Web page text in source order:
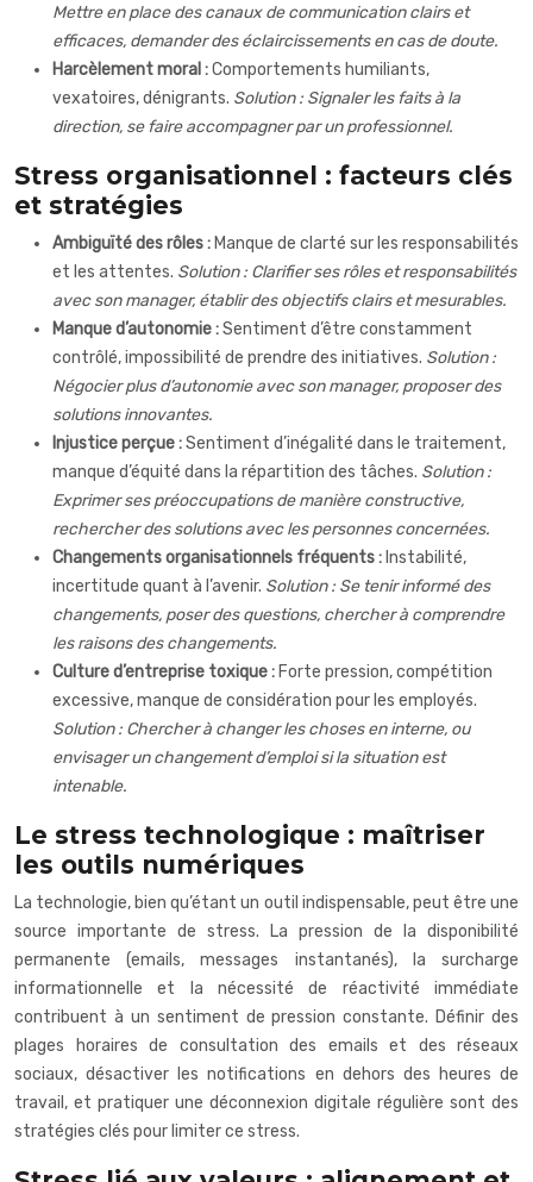
Mettre en place des canaux de communication clairs et
efficaces, demander des éclaircissements en cas de doute.
Harcèlement moral :Comportements humiliants,
vexatoires, dénigrants. Solution : Signaler les faits à la
direction, se faire accompagner par un professionnel.
Stress organisationnel : facteurs clés
et stratégies
Ambiguïté des rôles : Manque de clarté sur les responsabilités
et les attentes. Solution : Clarifier ses rôles et responsabilités
avec son manager, établir des objectifs clairs et mesurables.
Manque d’autonomie :Sentiment d’être constamment
contrôlé, impossibilité de prendre des initiatives. Solution :
Négocier plus d’autonomie avec son manager, proposer des
solutions innovantes.
Injustice perçue :Sentiment d’inégalité dans le traitement,
manque d’équité dans la répartition des tâches. Solution :
Exprimer ses préoccupations de manière constructive,
rechercher des solutions avec les personnes concernées.
Changements organisationnels fréquents : Instabilité,
incertitude quant à l’avenir. Solution : Se tenir informé des
changements, poser des questions, chercher à comprendre
les raisons des changements.
Culture d’entreprise toxique : Forte pression, compétition
excessive, manque de considération pour les employés.
Solution : Chercher à changer les choses en interne, ou
envisager un changement d’emploi si la situation est
intenable.
Le stress technologique : maîtriser
les outils numériques
La technologie, bien qu’étant un outil indispensable, peut être une
source importante de stress. La pression de la disponibilité
permanente (emails, messages instantanés), la surcharge
informationnelle et la nécessité de réactivité immédiate
contribuent à un sentiment de pression constante. Définir des
plages horaires de consultation des emails et des réseaux
sociaux, désactiver les notifications en dehors des heures de
travail, et pratiquer une déconnexion digitale régulière sont des
stratégies clés pour limiter ce stress.